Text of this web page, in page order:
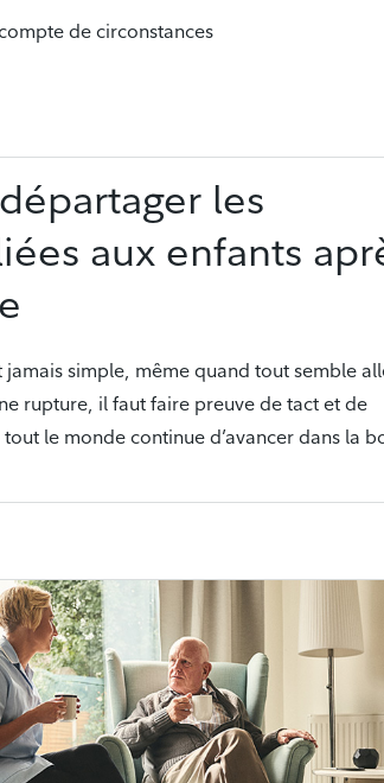
de circonstances
les
aux enfants
jamais simple, même quand tout semble
rupture, il faut faire preuve de tact et de
le monde continue d’avancer dans la